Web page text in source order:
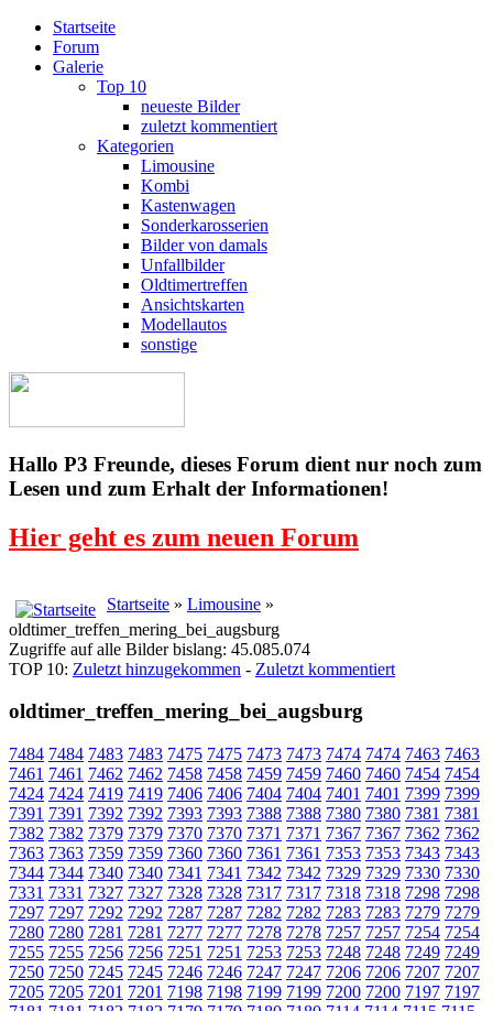
Startseite
Forum
Galerie
Top 10
neueste Bilder
zuletzt kommentiert
Kategorien
Limousine
Kombi
Kastenwagen
Sonderkarosserien
Bilder von damals
Unfallbilder
Oldtimertreffen
Ansichtskarten
Modellautos
sonstige
Hallo P3 Freunde, dieses Forum dient nur noch zum
Lesen und zum Erhalt der Informationen!
Hier geht es zum neuen Forum
Startseite » Limousine »
oldtimer_treffen_mering_bei_augsburg
Zugriffe auf alle Bilder bislang: 45.085.074
TOP 10: Zuletzt hinzugekommen - Zuletzt kommentiert
oldtimer_treffen_mering_bei_augsburg
7484 7484 7483 7483 7475 7475 7473 7473 7474 7474 7463 7463
7461 7461 7462 7462 7458 7458 7459 7459 7460 7460 7454 7454
7424 7424 7419 7419 7406 7406 7404 7404 7401 7401 7399 7399
7391 7391 7392 7392 7393 7393 7388 7388 7380 7380 7381 7381
7382 7382 7379 7379 7370 7370 7371 7371 7367 7367 7362 7362
7363 7363 7359 7359 7360 7360 7361 7361 7353 7353 7343 7343
7344 7344 7340 7340 7341 7341 7342 7342 7329 7329 7330 7330
7331 7331 7327 7327 7328 7328 7317 7317 7318 7318 7298 7298
7297 7297 7292 7292 7287 7287 7282 7282 7283 7283 7279 7279
7280 7280 7281 7281 7277 7277 7278 7278 7257 7257 7254 7254
7255 7255 7256 7256 7251 7251 7253 7253 7248 7248 7249 7249
7250 7250 7245 7245 7246 7246 7247 7247 7206 7206 7207 7207
7205 7205 7201 7201 7198 7198 7199 7199 7200 7200 7197 7197